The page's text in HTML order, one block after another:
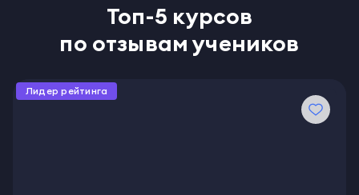
Топ-5 курсов
по отзывам учеников
Лидер рейтинга